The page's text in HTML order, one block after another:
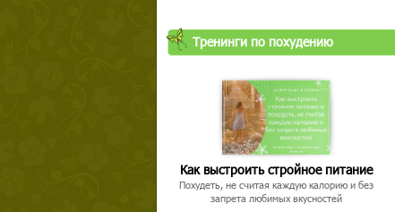
Тренинги по похудению
Как выстроить стройное питание
Похудеть, не считая каждую калорию и без
запрета любимых вкусностей